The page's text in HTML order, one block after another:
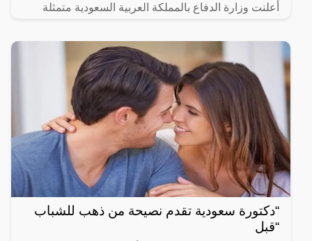
أعلنت وزارة الدفاع بالمملكة العربية السعودية متمثلة
“دكتورة سعودية تقدم نصيحة من ذهب للشباب
“قبل